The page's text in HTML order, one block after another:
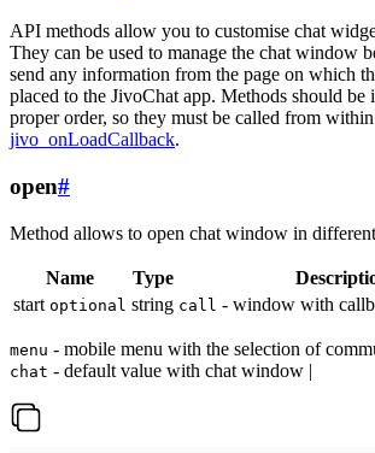
API methods allow you to customise chat
They can be used to manage the chat window
send any information from the page on which
placed to the JivoChat app. Methods should be
proper order, so they must be called from
jivo_onLoadCallback.
open#
Method allows to open chat window in different
Name Type
start optional string call - window with
menu - mobile menu with the selection of
chat - default value with chat window |